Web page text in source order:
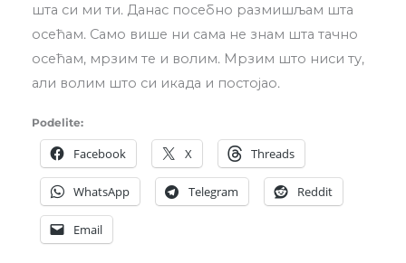
шта си ми ти. Данас посебно размишљам шта
осећам. Само више ни сама не знам шта тачно
осећам, мрзим те и волим. Мрзим што ниси ту,
али волим што си икада и постојао.
Podelite:
Facebook X Threads
WhatsApp Telegram Reddit
Email